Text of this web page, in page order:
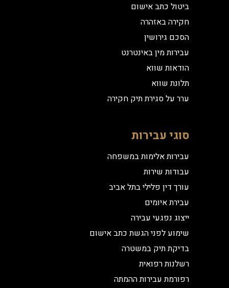
ביטול כתב אישום
חקירה באזהרה
הסכם גירושין
עבירות מין באינטרנט
הודאות שווא
תלונת שווא
ערר על סגירת תיק חקירה
סוגי עבירות
עבירות אלימות במשפחה
עבודות שירות
עורך דין פלילי בתל אביב
עבירת איומים
ייצוג נפגעי עבירה
שימוע לפני הגשת כתב אישום
בדיקת תיק במשטרה
רשלנות רפואית
רפורמת עבירות ההמתה